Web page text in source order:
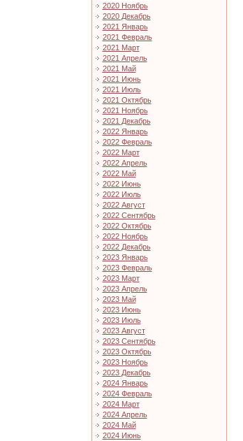
2020 Ноябрь
2020 Декабрь
2021 Январь
2021 Февраль
2021 Март
2021 Апрель
2021 Май
2021 Июнь
2021 Июль
2021 Октябрь
2021 Ноябрь
2021 Декабрь
2022 Январь
2022 Февраль
2022 Март
2022 Апрель
2022 Май
2022 Июнь
2022 Июль
2022 Август
2022 Сентябрь
2022 Октябрь
2022 Ноябрь
2022 Декабрь
2023 Январь
2023 Февраль
2023 Март
2023 Апрель
2023 Май
2023 Июнь
2023 Июль
2023 Август
2023 Сентябрь
2023 Октябрь
2023 Ноябрь
2023 Декабрь
2024 Январь
2024 Февраль
2024 Март
2024 Апрель
2024 Май
2024 Июнь